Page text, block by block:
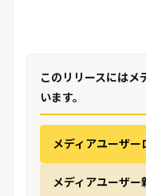
このリリースにはメ
います。
メディアユーザー
メディアユーザー